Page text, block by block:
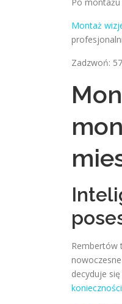
Montaż
Zadzwoń:
Rembertów
decyduje